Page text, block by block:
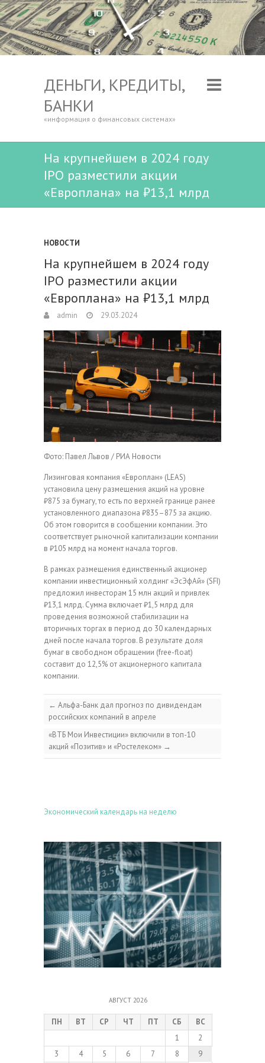
ДЕНЬГИ, КРЕДИТЫ,
БАНКИ
«информация о финансовых системах»
На крупнейшем в 2024 году
IPO разместили акции
«Европлана» на ₽13,1 млрд
НОВОСТИ
На крупнейшем в 2024 году
IPO разместили акции
«Европлана» на ₽13,1 млрд
admin 29.03.2024
Фото: Павел Львов / РИА Новости
Лизинговая компания «Европлан» (LEAS)
установила цену размещения акций на уровне
₽875 за бумагу, то есть по верхней границе ранее
установленного диапазона ₽835–875 за акцию.
Об этом говорится в сообщении компании. Это
соответствует рыночной капитализации компании
в ₽105 млрд на момент начала торгов.
В рамках размещения единственный акционер
компании инвестиционный холдинг «ЭсЭфАй» (SFI)
предложил инвесторам 15 млн акций и привлек
₽13,1 млрд. Сумма включает ₽1,5 млрд для
проведения возможной стабилизации на
вторичных торгах в период до 30 календарных
дней после начала торгов. В результате доля
бумаг в свободном обращении (free-float)
составит до 12,5% от акционерного капитала
компании.
← Альфа-Банк дал прогноз по дивидендам
российских компаний в апреле
«ВТБ Мои Инвестиции» включили в топ-10
акций «Позитив» и «Ростелеком» →
Экономический календарь на неделю
АВГУСТ 2026
ПН ВТ СР ЧТ ПТ СБ
ВС
1
2
3
4 5 6 7 8 9